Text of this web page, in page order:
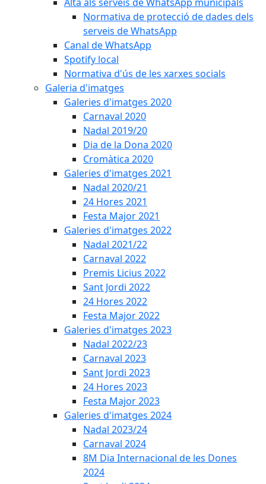
Normativa de protecció de dades dels
serveis de WhatsApp
Canal de WhatsApp
Spotify local
Normativa d'ús de les xarxes socials
Galeria d'imatges
Galeries d'imatges 2020
Carnaval 2020
Nadal 2019/20
Dia de la Dona 2020
Cromàtica 2020
Galeries d'imatges 2021
Nadal 2020/21
24 Hores 2021
Festa Major 2021
Galeries d'imatges 2022
Nadal 2021/22
Carnaval 2022
Premis Licius 2022
Sant Jordi 2022
24 Hores 2022
Festa Major 2022
Galeries d'imatges 2023
Nadal 2022/23
Carnaval 2023
Sant Jordi 2023
24 Hores 2023
Festa Major 2023
Galeries d'imatges 2024
Nadal 2023/24
Carnaval 2024
8M Dia Internacional de les Dones
2024